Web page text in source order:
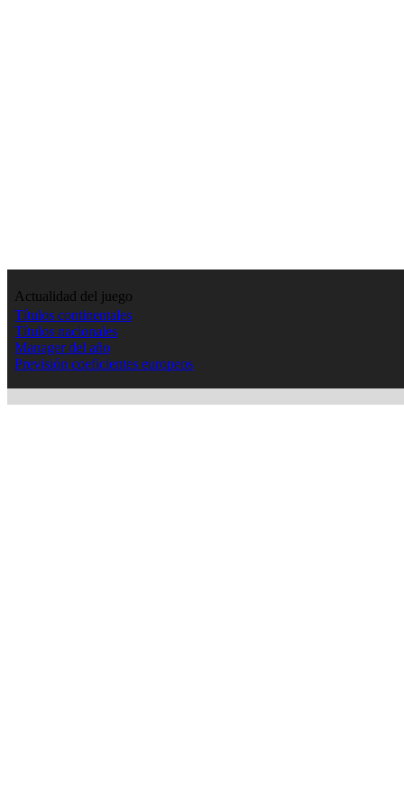
Actualidad del juego
Títulos continentales
Títulos nacionales
Manager del año
Previsión coeficientes europeos